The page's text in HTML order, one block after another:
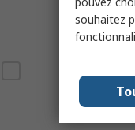
souhaitez